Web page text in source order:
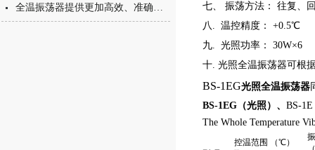
全温振荡器提供更加高效、准确和可靠的环境条件
七、 振荡方法： 往复、
八. 温控精度： +0.5℃
九. 光照功率： 30W×6
十. 光照全温振荡器可根
BS-1EG光照全温振荡器
BS-1EG（光照）、 BS-
The Whole Temperature
控温范围 （℃）